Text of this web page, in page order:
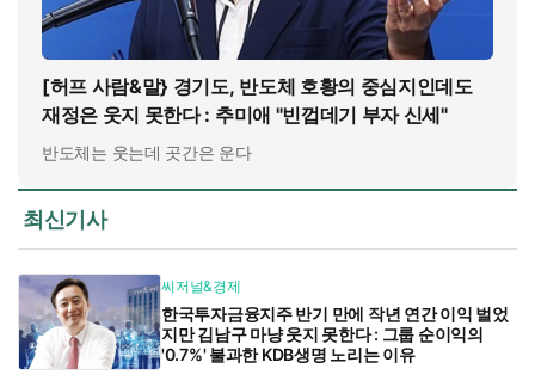
[허프 사람&말} 경기도, 반도체 호황의 중심지인데도
재정은 웃지 못한다 : 추미애 "빈껍데기 부자 신세"
반도체는 웃는데 곳간은 운다
최신기사
씨저널&경제
한국투자금융지주 반기 만에 작년 연간 이익 벌었
지만 김남구 마냥 웃지 못한다 : 그룹 순이익의
'0.7%' 불과한 KDB생명 노리는 이유